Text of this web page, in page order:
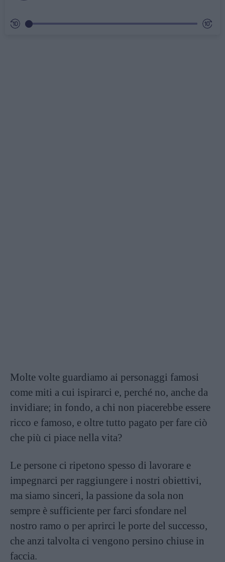
Molte volte guardiamo ai personaggi famosi
come miti a cui ispirarci e, perché no, anche da
invidiare; in fondo, a chi non piacerebbe essere
ricco e famoso, e oltre tutto pagato per fare ciò
che più ci piace nella vita?
Le persone ci ripetono spesso di lavorare e
impegnarci per raggiungere i nostri obiettivi,
ma siamo sinceri, la passione da sola non
sempre è sufficiente per farci sfondare nel
nostro ramo o per aprirci le porte del successo,
che anzi talvolta ci vengono persino chiuse in
faccia.